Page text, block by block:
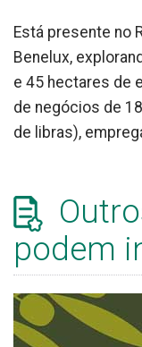
Está presente no
Benelux,
e 45 hectares de
de negócios de
de libras),
podem